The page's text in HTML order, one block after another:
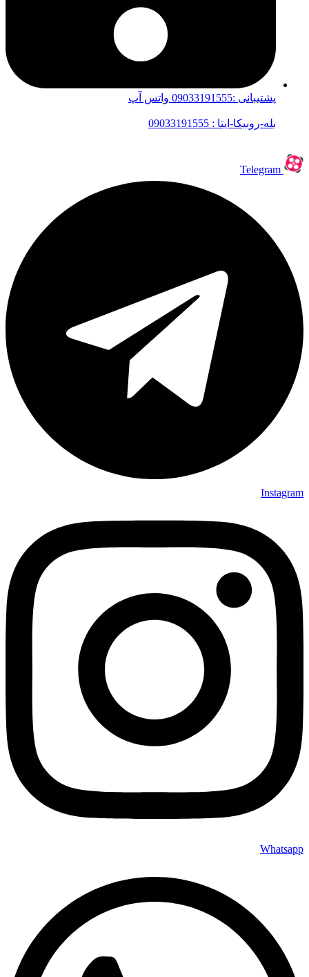
پشتیبانی :09033191555 واتس آپ
بله-روبیکا-ایتا : 09033191555
Telegram
Instagram
Whatsapp